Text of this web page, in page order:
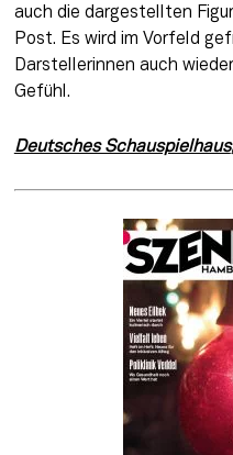
auch die dargestellten
Post. Es wird im Vorfeld
Darstellerinnen auch
Gefühl.
Deutsches Schauspielhaus